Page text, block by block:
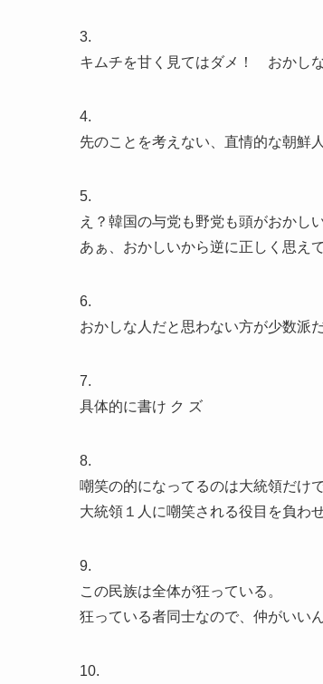
3.
キムチを甘く見てはダメ！ おか
4.
先のことを考えない、直情的な朝鮮
5.
え？韓国の与党も野党も頭がおかし
あぁ、おかしいから逆に正しく思え
6.
おかしな人だと思わない方が少数派
7.
具体的に書け ク ズ
8.
嘲笑の的になってるのは大統領だけ
大統領１人に嘲笑される役目を負わ
9.
この民族は全体が狂っている。
狂っている者同士なので、仲がいい
10.